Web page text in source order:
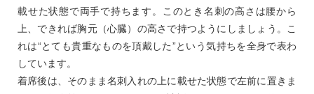
載せた状態で両手で持ちます。このとき名刺の高さは腰から
上、できれば胸元（心臓）の高さで持つようにしましょう。こ
れは“とても貴重なものを頂戴した”という気持ちを全身で表わ
しています。
着席後は、そのまま名刺入れの上に載せた状態で左前に置きま